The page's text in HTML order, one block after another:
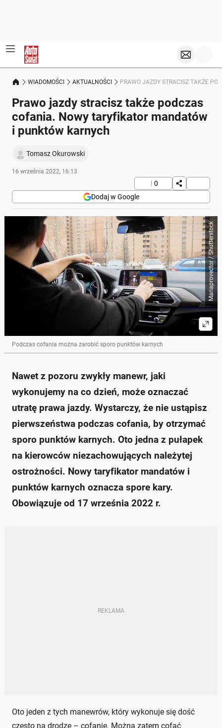
WIADOMOŚCI AKTUALNOŚCI PRAWO JAZDY STRACISZ TAKŻE
Prawo jazdy stracisz także podczas
cofania. Nowy taryfikator mandatów
i punktów karnych
Tomasz Okurowski
16 września 2022, 16:13
0
Dodaj w Google
Mariaprovector / Shutterstock
Podczas cofania można zarobić sporo punktów karnych
Nawet z pozoru zwykły manewr, jaki
wykonujemy na co dzień, może oznaczać
utratę prawa jazdy. Wystarczy, że nie ustąpisz
pierwszeństwa podczas cofania, by otrzymać
sporo punktów karnych. Oto jedna z pułapek
na kierowców niezachowujących należytej
ostrożności. Nowy taryfikator mandatów i
punktów karnych oznacza spore kary.
Obowiązuje od 17 września 2022 r.
Oto jeden z tych manewrów, który wykonuje się dość
często na drodze – cofanie. Można zatem cofać